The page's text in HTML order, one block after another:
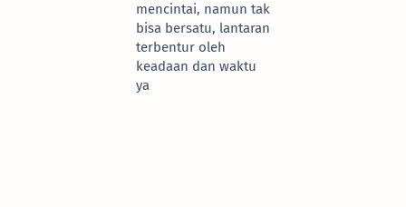
mencintai, namun tak
bisa bersatu, lantaran
terbentur oleh
keadaan dan waktu
ya